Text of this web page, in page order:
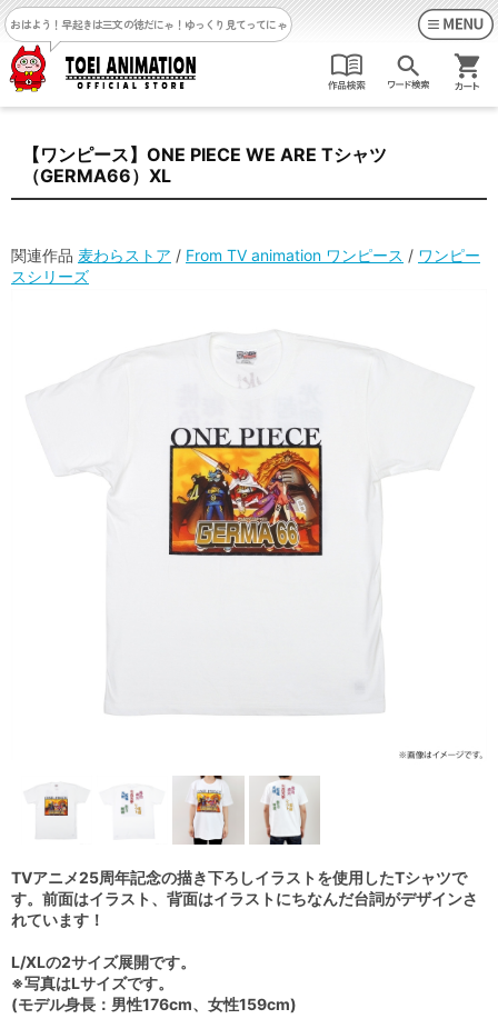
おはよう！早起きは三文の徳だにゃ！ ゆっくり見てってにゃ
【ワンピース】ONE PIECE WE ARE Tシャツ
（GERMA66）XL
関連作品 麦わらストア / From TV animation ワンピース / ワンピー
スシリーズ
TVアニメ25周年記念の描き下ろしイラストを使用したTシャツで
す。前面はイラスト、背面はイラストにちなんだ台詞がデザインさ
れています！
L/XLの2サイズ展開です。
※写真はLサイズです。
(モデル身長：男性176cm、女性159cm)